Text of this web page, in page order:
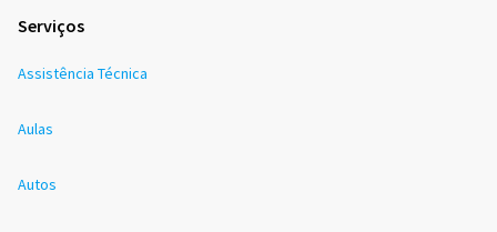
Serviços
Assistência Técnica
Aulas
Autos